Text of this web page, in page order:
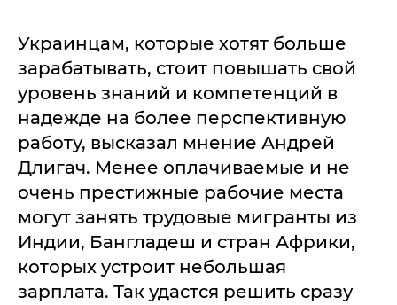
Украинцам, которые хотят больше
зарабатывать, стоит повышать свой
уровень знаний и компетенций в
надежде на более перспективную
работу, высказал мнение Андрей
Длигач. Менее оплачиваемые и не
очень престижные рабочие места
могут занять трудовые мигранты из
Индии, Бангладеш и стран Африки,
которых устроит небольшая
зарплата. Так удастся решить сразу